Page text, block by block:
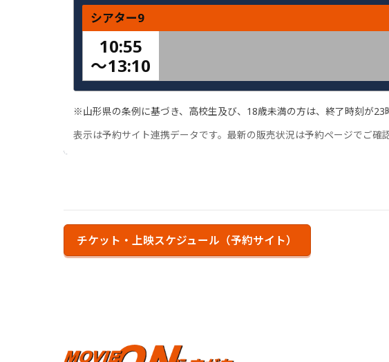
シアター9
10:55
〜13:10
※山形県の条例に基づき、高校生及び、18歳未満の方は、終了時刻が
表示は予約サイト連携データです。最新の販売状況は予約ページでご確
チケット・上映スケジュール（予約サイト）